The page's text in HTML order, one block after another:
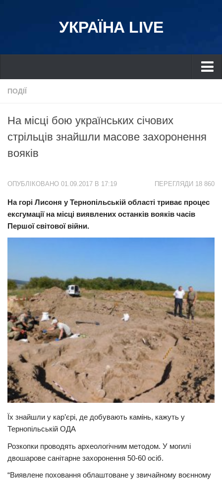
УКРАЇНА LIVE
Україна
Дніпро
Львів
Івано-Франківськ
Донбас
Одеса
Схід
Прикарпаття
Світ
Цікаво
Наука
Технології
Історії
Рецепти
Привітання
Події
Трагедії
Курйози
ПОДІЇ
На місці бою українських січових
стрільців знайшли масове захоронення
вояків
ПЕРЕГЛЯДИ 18 860
ОПУБЛІКОВАНО 01.09.2017 В 17:19
На горі Лисоня у Тернопільській області триває процес
ексгумації на місці виявлених останків вояків часів
Першої світової війни.
Їх знайшли у кар’єрі, де добувають камінь, кажуть у
Тернопільській ОДА
Розкопки проводять археологічним методом. У могилі
двошарове санітарне захоронення 50-60 осіб.
“Виявлене поховання облаштоване у звичайному воєнному